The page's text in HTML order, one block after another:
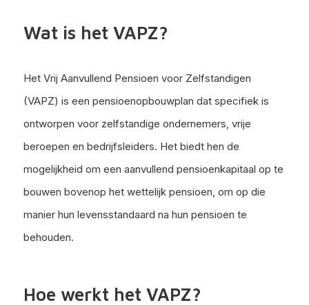
Wat is het VAPZ?
Het Vrij Aanvullend Pensioen voor Zelfstandigen
(VAPZ) is een pensioenopbouwplan dat specifiek is
ontworpen voor zelfstandige ondernemers, vrije
beroepen en bedrijfsleiders. Het biedt hen de
mogelijkheid om een aanvullend pensioenkapitaal op te
bouwen bovenop het wettelijk pensioen, om op die
manier hun levensstandaard na hun pensioen te
behouden.
Hoe werkt het VAPZ?